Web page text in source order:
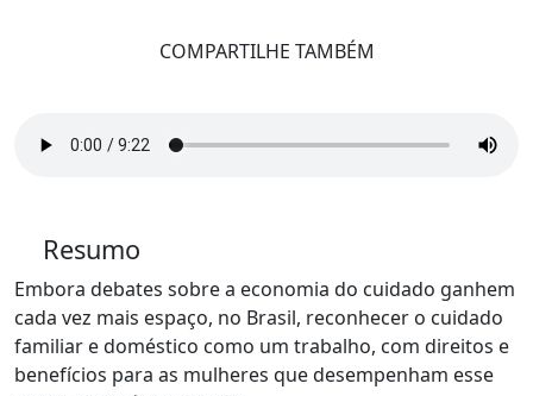
COMPARTILHE TAMBÉM
Resumo
Embora debates sobre a economia do cuidado ganhem
cada vez mais espaço, no Brasil, reconhecer o cuidado
familiar e doméstico como um trabalho, com direitos e
benefícios para as mulheres que desempenham esse